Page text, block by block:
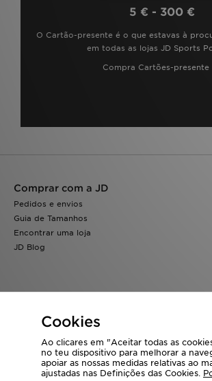
5 € - 300 €
O Cartão-presente é o que estavas à
em todas as lojas JD Sports
Compra Cartões-presente
Comprar com a JD
Pedidos e envios
Guia de Tamanhos
Encontrar uma loja
JD Blog
Visita a nossa página corporativa em
Copyright © 2026 JD Sports Todos os
Cookies
Ao clicares em "Aceitar todas as
no teu dispositivo para melhorar a
apoiar as nossas medidas relativas ao
ajustadas nas Definições das Cookies.